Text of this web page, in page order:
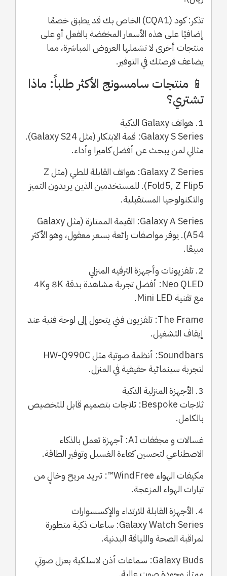
تذكر: كود (CQA1) الخاص بك قد يطبق خصمًا
إضافيًا على هذه الأسعار المخفضة بالفعل أو على
منتجات أخرى لا تشملها العروض المباشرة، مما
يضاعف فرصتك في التوفير.
📱 منتجات سامسونج الأكثر طلباً: ماذا
تشتري؟
1. هواتف Galaxy الذكية
Galaxy S Series: قمة الابتكار (مثل Galaxy S24).
مثالي لمن يبحث عن أفضل كاميرا وأداء.
Galaxy Z Series: هواتف القابلة للطي (مثل Z
Fold5, Z Flip5). للمستخدمين الذين يريدون التميز
والتكنولوجيا المستقبلية.
Galaxy A Series: القيمة الممتازة (مثل Galaxy
A54). يوفر مواصفات رائعة بسعر معقول، وهو الأكثر
مبيعًا.
2. تلفزيونات وأجهزة الترفيه المنزلي
Neo QLED: أفضل تجربة مشاهدة بدقة 8K و4K
مع تقنية Mini LED.
The Frame: تلفزيون فني يتحول إلى لوحة فنية عند
إيقاف التشغيل.
Soundbars: أنظمة صوتية مثل HW-Q990C
لتجربة سينمائية حقيقية في المنزل.
3. الأجهزة المنزلية الذكية
ثلاجات Bespoke: ثلاجات بتصميم قابل للتخصيص
بالكامل.
غسالات و مجففات AI: أجهزة تعمل بالذكاء
الاصطناعي لتحسين كفاءة الغسيل وتوفير الطاقة.
مكيفات الهواء WindFree™: تبريد مريح وخالٍ من
تيارات الهواء المزعجة.
4. الأجهزة القابلة للارتداء والإكسسوارات
Galaxy Watch Series: ساعات ذكية متطورة
لمراقبة الصحة واللياقة البدنية.
Galaxy Buds: سماعات أذن لاسلكية بعزل صوتي